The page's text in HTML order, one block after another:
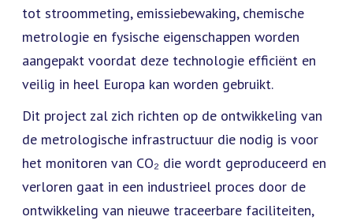
tot stroommeting, emissiebewaking, chemische
metrologie en fysische eigenschappen worden
aangepakt voordat deze technologie efficiënt en
veilig in heel Europa kan worden gebruikt.
Dit project zal zich richten op de ontwikkeling van
de metrologische infrastructuur die nodig is voor
het monitoren van CO₂ die wordt geproduceerd en
verloren gaat in een industrieel proces door de
ontwikkeling van nieuwe traceerbare faciliteiten,